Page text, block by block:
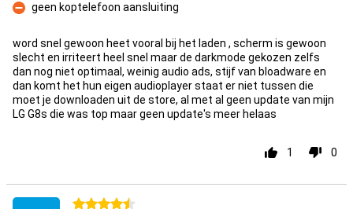
Proti
geen koptelefoon aansluiting
word snel gewoon heet vooral bij het laden , scherm is gewoon
slecht en irriteert heel snel maar de darkmode gekozen zelfs
dan nog niet optimaal, weinig audio ads, stijf van bloadware en
dan komt het hun eigen audioplayer staat er niet tussen die
moet je downloaden uit de store, al met al geen update van mijn
LG G8s die was top maar geen update's meer helaas
1 0
4.5 hvězdičky